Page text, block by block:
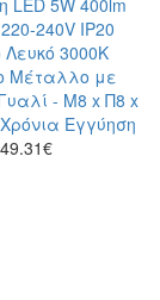
49.31€